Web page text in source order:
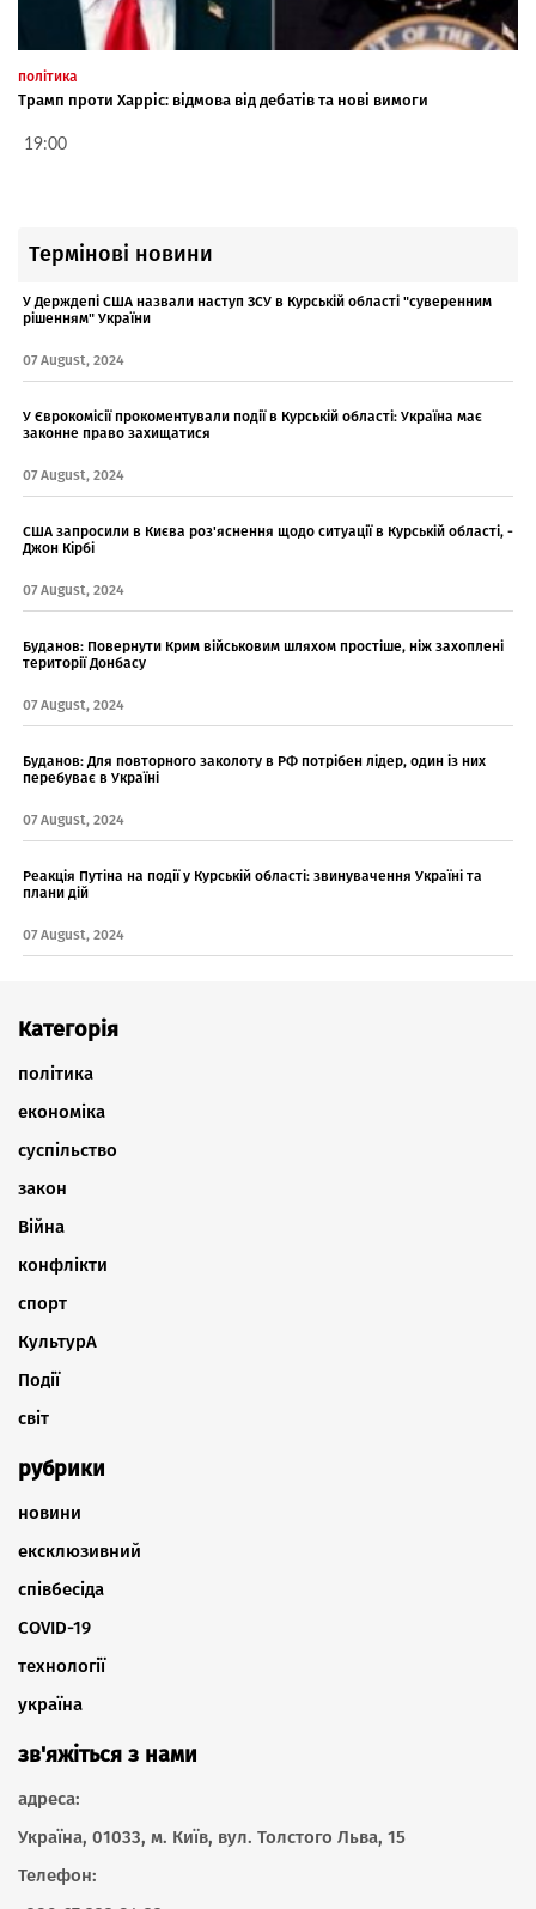
політика
Трамп проти Харріс: відмова від дебатів та нові вимоги
19:00
Термінові новини
У Держдепі США назвали наступ ЗСУ в Курській області "суверенним
рішенням" України
07 August, 2024
У Єврокомісії прокоментували події в Курській області: Україна має
законне право захищатися
07 August, 2024
США запросили в Києва роз'яснення щодо ситуації в Курській області, -
Джон Кірбі
07 August, 2024
Буданов: Повернути Крим військовим шляхом простіше, ніж захоплені
території Донбасу
07 August, 2024
Буданов: Для повторного заколоту в РФ потрібен лідер, один із них
перебуває в Україні
07 August, 2024
Реакція Путіна на події у Курській області: звинувачення Україні та
плани дій
07 August, 2024
Категорія
політика
економіка
суспільство
закон
Війна
конфлікти
спорт
КультурА
Події
світ
рубрики
новини
ексклюзивний
співбесіда
COVID-19
технології
україна
зв'яжіться з нами
адреса:
Україна, 01033, м. Київ, вул. Толстого Льва, 15
Телефон: